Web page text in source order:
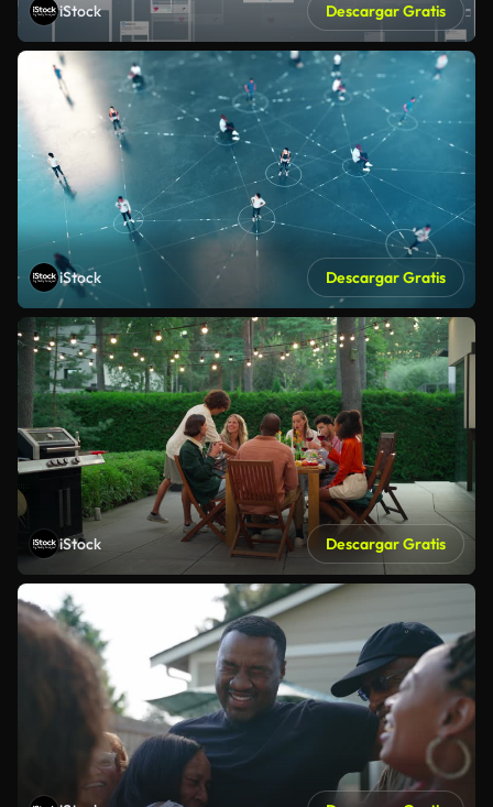
iStock Descargar Gratis
iStock Descargar Gratis
iStock Descargar Gratis